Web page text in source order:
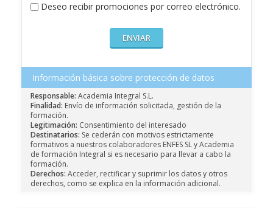
Deseo recibir promociones por correo electrónico.
Información básica sobre protección de datos
Responsable: Academia Integral S.L.
Finalidad: Envío de información solicitada, gestión de la
formación.
Legitimación: Consentimiento del interesado
Destinatarios: Se cederán con motivos estrictamente
formativos a nuestros colaboradores ENFES SL y Academia
de formación Integral si es necesario para llevar a cabo la
formación.
Derechos: Acceder, rectificar y suprimir los datos y otros
derechos, como se explica en la información adicional.